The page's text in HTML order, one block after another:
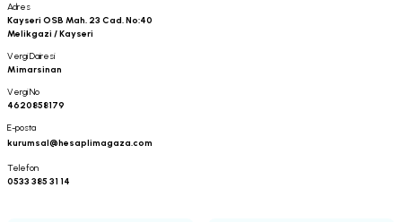
Adres
Kayseri OSB Mah. 23 Cad. No:40
Melikgazi / Kayseri
Vergi Dairesi
Mimarsinan
Vergi No
4620858179
E-posta
kurumsal@hesaplimagaza.com
Telefon
0533 385 31 14